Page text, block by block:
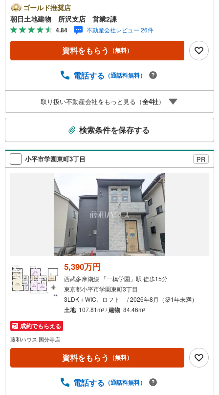
見ながらの夕食準備も楽しめます。新築ならではの綺麗な
設備、3LDKのゆとりある間取り、 そして利便性の高い立
地が揃った、家族思いの本格木造住宅です。ぜひ一度実際
に現地をご覧ください。
ゴールド推奨店
朝日土地建物 所沢支店 営業2課
4.84 不動産会社レビュー 26件
資料をもらう （無料）
電話する （通話料無料）
取り扱い不動産会社をもっと見る（全4社）
検
索
条
イ
ペ
ー
検索条件を保存する
小平市学園東町3丁目 PR
5,390万円
西武多摩湖線 「一橋学園」駅 徒歩15分
東京都小平市学園東町3丁目
3LDK＋WIC、ロフト / 2026年8月（築1年未満）
土地 107.81m2 /建物 84.46m2
成約でもらえる
藤和ハウス 国分寺店
資料をもらう （無料）
電話する （通話料無料）